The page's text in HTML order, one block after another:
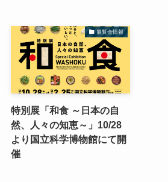
展覧会情報
特別展「和食 ～日本の自
然、人々の知恵～」10/28
より国立科学博物館にて開
催